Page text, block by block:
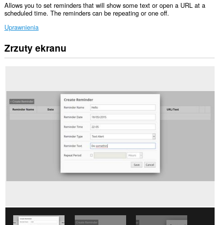
Allows you to set reminders that will show some text or open a URL at a
scheduled time. The reminders can be repeating or one off.
Uprawnienia
This
extension
display
them
rozszerzenie
kart
Zrzuty ekranu